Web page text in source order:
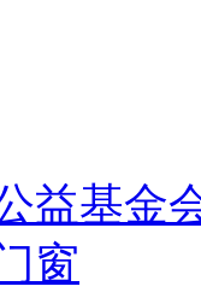
益基金
窗